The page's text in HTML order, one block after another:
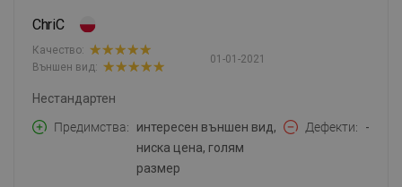
ChriC
01-01-2021
Качество:
Външен вид:
Нестандартен
Предимства
интересен външен вид,
ниска цена, голям
размер
Дефекти -